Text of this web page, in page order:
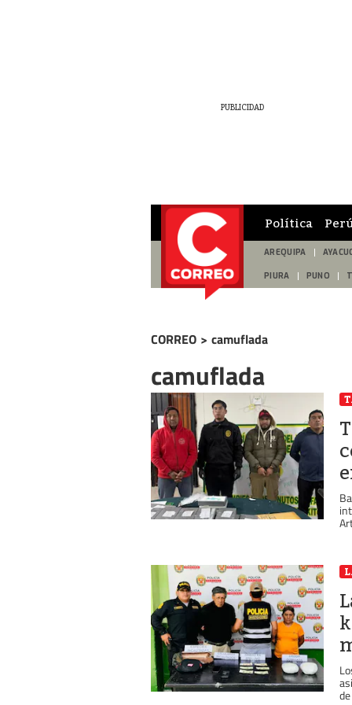
Política
AREQUIPA
PIURA PUNO
CORREO > camuflada
camuflada